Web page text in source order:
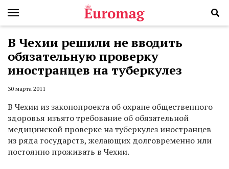
В Чехии решили не вводить
обязательную проверку
иностранцев на туберкулез
30 марта 2011
В Чехии из законопроекта об охране общественного
здоровья изъято требование об обязательной
медицинской проверке на туберкулез иностранцев
из ряда государств, желающих долговременно или
постоянно проживать в Чехии.